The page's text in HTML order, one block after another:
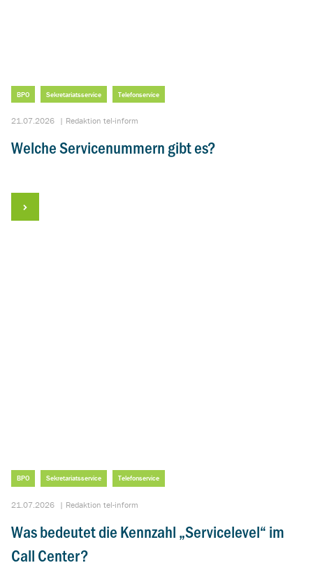
BPO Sekretariatsservice Telefonservice
21.07.2026 | Redaktion tel-inform
Welche Servicenummern gibt es?
BPO Sekretariatsservice Telefonservice
21.07.2026 | Redaktion tel-inform
Was bedeutet die Kennzahl „Servicelevel“ im
Call Center?